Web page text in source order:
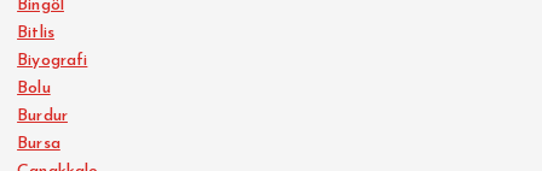
Bingöl
Bitlis
Biyografi
Bolu
Burdur
Bursa